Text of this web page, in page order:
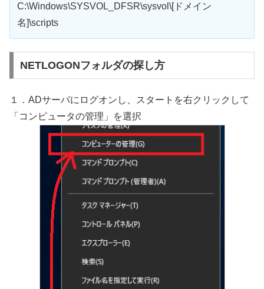
C:\Windows\SYSVOL_DFSR\sysvol\[ドメイン
名]\scripts
NETLOGONフォルダの探し方
１．ADサーバにログオンし、スタートを右クリックして
「コンピュータの管理」を選択